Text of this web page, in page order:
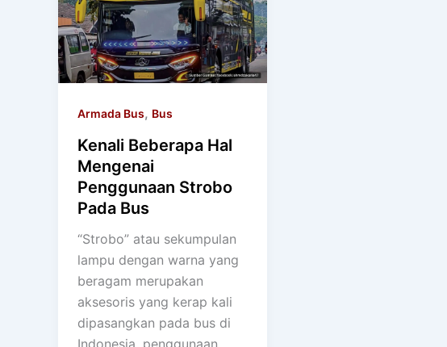
Armada Bus, Bus
Kenali Beberapa Hal
Mengenai
Penggunaan Strobo
Pada Bus
“Strobo” atau sekumpulan
lampu dengan warna yang
beragam merupakan
aksesoris yang kerap kali
dipasangkan pada bus di